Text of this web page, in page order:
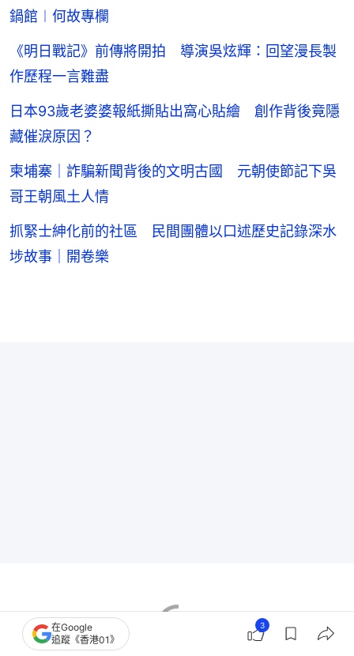
鍋館︱何故專欄
《明日戰記》前傳將開拍 導演吳炫輝：回望漫長製
作歷程一言難盡
日本93歲老婆婆報紙撕貼出窩心貼繪 創作背後竟隱
藏催淚原因？
柬埔寨｜詐騙新聞背後的文明古國 元朝使節記下吳
哥王朝風土人情
抓緊士紳化前的社區 民間團體以口述歷史記錄深水
埗故事｜開卷樂
在Google
追蹤《香港01》
3